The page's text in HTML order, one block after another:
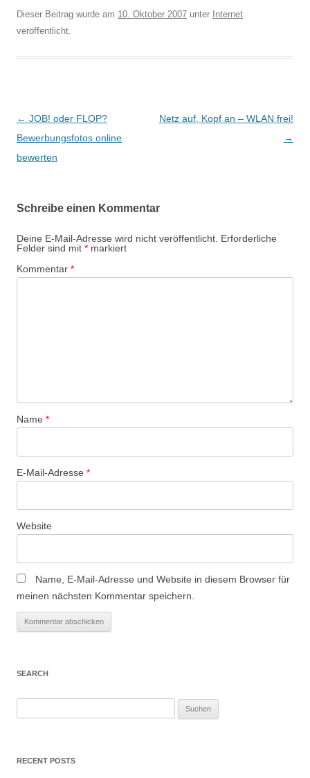
Dieser Beitrag wurde am 10. Oktober 2007 unter Internet
veröffentlicht.
Beitragsnavigation
← JOB! oder FLOP?
Bewerbungsfotos online
bewerten
Netz auf, Kopf an – WLAN frei!
→
Schreibe einen Kommentar
Deine E-Mail-Adresse wird nicht veröffentlicht. Erforderliche
Felder sind mit * markiert
Kommentar *
Name *
E-Mail-Adresse *
Website
Name, E-Mail-Adresse und Website in diesem Browser für
meinen nächsten Kommentar speichern.
SEARCH
h
RECENT POSTS